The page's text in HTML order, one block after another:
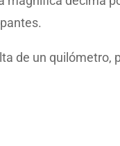
de un quilómetro,